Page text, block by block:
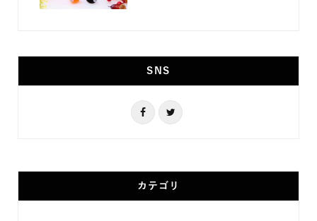
SNS
F
e
T
t
カテゴリ